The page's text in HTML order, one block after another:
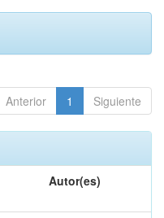
Anterior 1 Siguiente
Autor(es)